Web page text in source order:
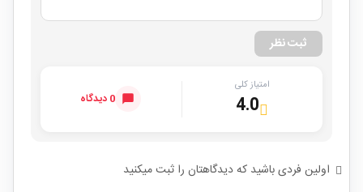
ثبت نظر
امتیاز کلی
4.0 0 دیدگاه
اولین فردی باشید که دیدگاهتان را ثبت میکنید